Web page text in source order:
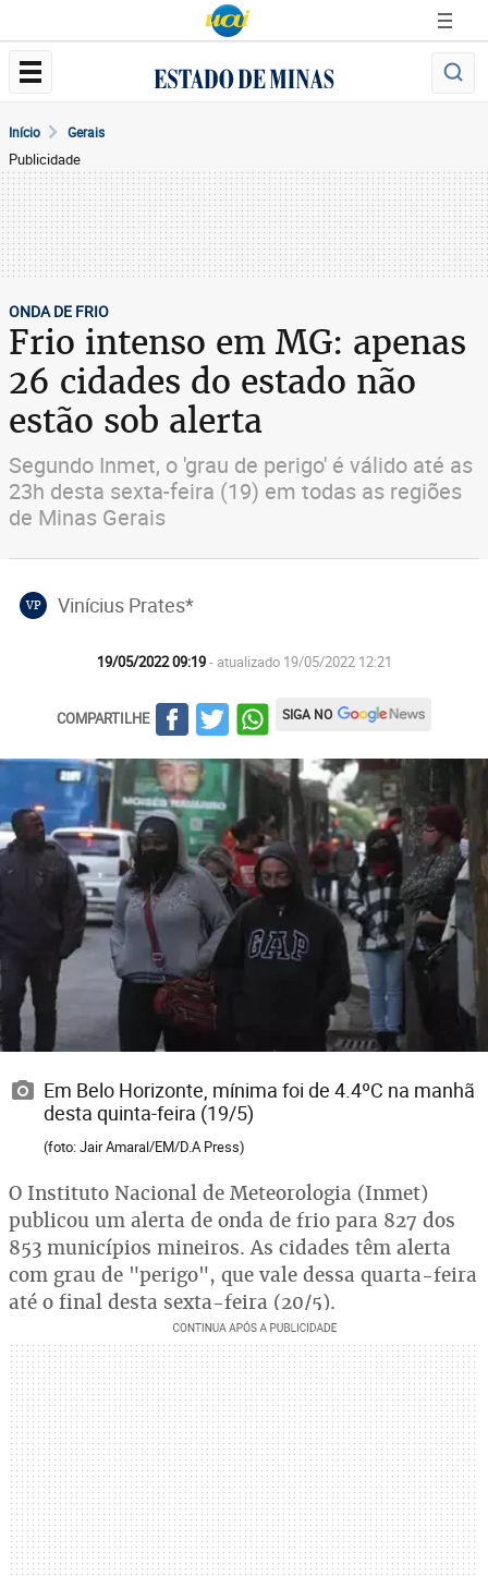
Início Gerais
Publicidade
ONDA DE FRIO
Frio intenso em MG: apenas
26 cidades do estado não
estão sob alerta
Segundo Inmet, o 'grau de perigo' é válido até as
23h desta sexta-feira (19) em todas as regiões
de Minas Gerais
VP Vinícius Prates*
19/05/2022 09:19- atualizado 19/05/2022 12:21
COMPARTILHE SIGA NO
Em Belo Horizonte, mínima foi de 4.4ºC na manhã
desta quinta-feira (19/5)
(foto: Jair Amaral/EM/D.A Press)
O Instituto Nacional de Meteorologia (Inmet)
publicou um alerta de onda de frio para 827 dos
853 municípios mineiros. As cidades têm alerta
com grau de "perigo", que vale dessa quarta-feira
até o final desta sexta-feira (20/5).